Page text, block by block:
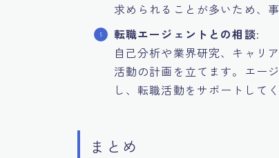
求められることが多いため、
転職エージェントとの相談:
自己分析や業界研究、キャリ
活動の計画を立てます。エー
し、転職活動をサポートしてく
まとめ